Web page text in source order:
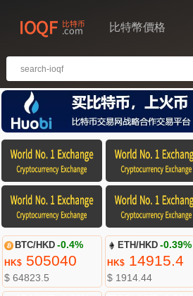
比特幣價格
BTC/HKD -0.4%
HK$505040
$ 64823.5
ETH/HKD -0.39%
HK$ 14915.4
$ 1914.44